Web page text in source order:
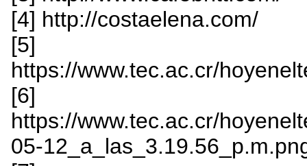
[4] http://costaelena.com/
[5]
https://www.tec.ac.cr/
[6]
https://www.tec.ac.cr/
05-